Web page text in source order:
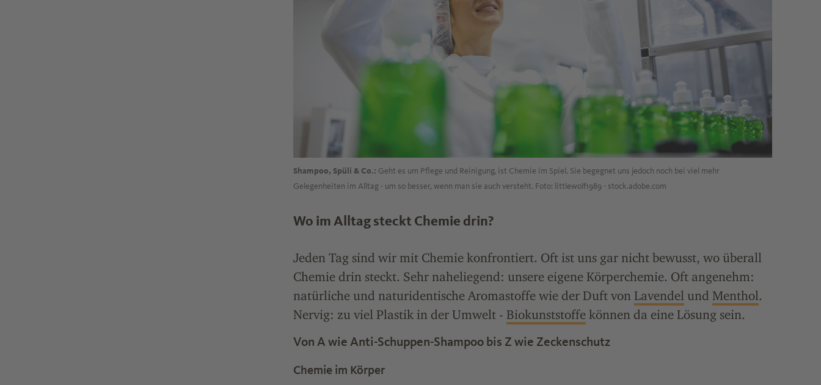
Shampoo, Spüli & Co.: Geht es um Pflege und Reinigung, ist Chemie im Spiel. Sie begegnet uns jedoch noch bei viel mehr
Gelegenheiten im Alltag - um so besser, wenn man sie auch versteht. Foto: littlewolf1989 - stock.adobe.com
Wo im Alltag steckt Chemie drin?
Jeden Tag sind wir mit Chemie konfrontiert. Oft ist uns gar nicht bewusst, wo überall
Chemie drin steckt. Sehr naheliegend: unsere eigene Körperchemie. Oft angenehm:
natürliche und naturidentische Aromastoffe wie der Duft von Lavendel und Menthol.
Nervig: zu viel Plastik in der Umwelt - Biokunststoffe können da eine Lösung sein.
Von A wie Anti-Schuppen-Shampoo bis Z wie Zeckenschutz
Chemie im Körper